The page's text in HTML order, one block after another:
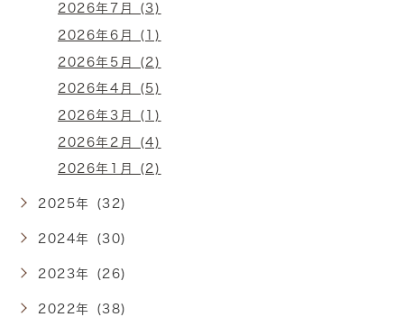
2026年7月 (3)
2026年6月 (1)
2026年5月 (2)
2026年4月 (5)
2026年3月 (1)
2026年2月 (4)
2026年1月 (2)
2025年 (32)
2024年 (30)
2023年 (26)
2022年 (38)